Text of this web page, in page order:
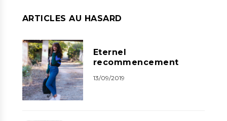
ARTICLES AU HASARD
Eternel
recommencement
13/09/2019